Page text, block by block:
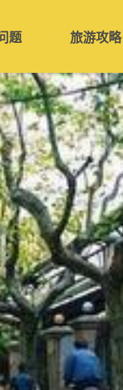
题 旅游攻略